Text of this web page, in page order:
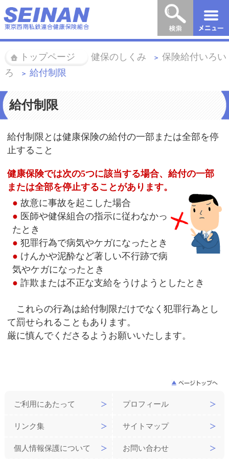
トップページ 健保のしくみ ＞ 保険給付いろい
ろ
＞ 給付制限
給付制限
給付制限とは健康保険の給付の一部または全部を停
止すること
健康保険では次の5つに該当する場合、給付の一部
または全部を停止することがあります。
● 故意に事故を起こした場合
● 医師や健保組合の指示に従わなかっ
たとき
● 犯罪行為で病気やケガになったとき
● けんかや泥酔など著しい不行跡で病
気やケガになったとき
● 詐欺または不正な支給をうけようとしたとき
これらの行為は給付制限だけでなく犯罪行為とし
て罰せられることもあります。
厳に慎んでくださるようお願いいたします。
ご利用にあたって プロフィール
リンク集 サイトマップ
個人情報保護について お問い合わせ